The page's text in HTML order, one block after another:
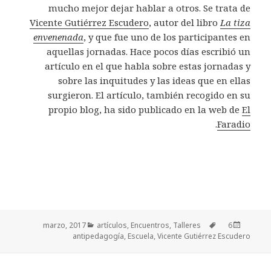
mucho mejor dejar hablar a otros. Se trata de
Vicente Gutiérrez Escudero, autor del libro La tiza
envenenada, y que fue uno de los participantes en
aquellas jornadas. Hace pocos días escribió un
artículo en el que habla sobre estas jornadas y
sobre las inquitudes y las ideas que en ellas
surgieron. El artículo, también recogido en su
propio blog, ha sido publicado en la web de El
Faradio
.
Publicado
el
6 marzo, 2017
Categorías artículos, Encuentros, TalleresEtiquetas
antipedagogía, Escuela,Vicente Gutiérrez Escudero